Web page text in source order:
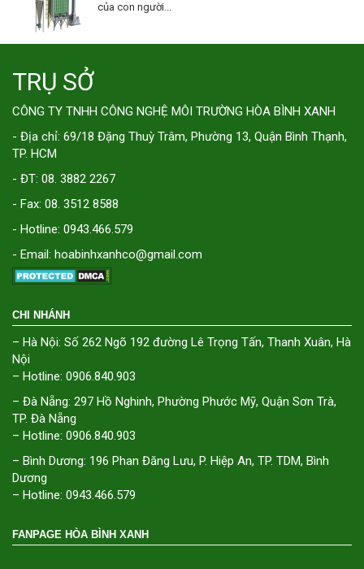
của con người...
TRỤ SỞ
CÔNG TY TNHH CÔNG NGHỆ MÔI TRƯỜNG HÒA BÌNH XANH
- Địa chỉ: 69/18 Đặng Thuỳ Trâm, Phường 13, Quận Bình Thạnh,
TP. HCM
- ĐT: 08. 3882 2267
- Fax: 08. 3512 8588
- Hotline: 0943.466.579
- Email: hoabinhxanhco@gmail.com
CHI NHÁNH
– Hà Nội: Số 262 Ngõ 192 đường Lê Trọng Tấn, Thanh Xuân, Hà
Nội
– Hotline: 0906.840.903
– Đà Nẵng: 297 Hồ Nghinh, Phường Phước Mỹ, Quận Sơn Trà,
TP. Đà Nẵng
– Hotline: 0906.840.903
– Bình Dương: 196 Phan Đăng Lưu, P. Hiệp An, TP. TDM, Bình
Dương
– Hotline: 0943.466.579
FANPAGE HÒA BÌNH XANH